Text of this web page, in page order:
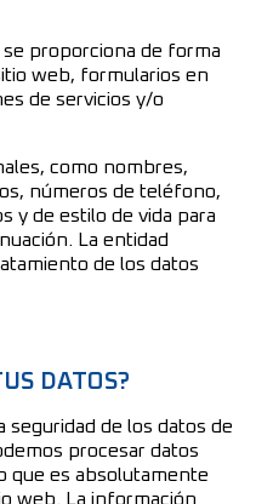
proporciona de forma
web, formularios en
de servicios y/o
como nombres,
números de teléfono,
y de estilo de vida para
La entidad
de los datos
DATOS?
seguridad de los datos de
procesar datos
que es absolutamente
web. La información